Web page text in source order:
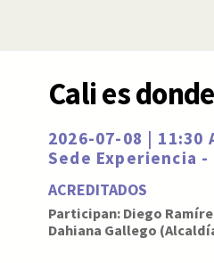
Cali es
2026-07-08 | 11:30
Sede Experiencia -
ACREDITADOS
Participan: Diego
Dahiana Gallego